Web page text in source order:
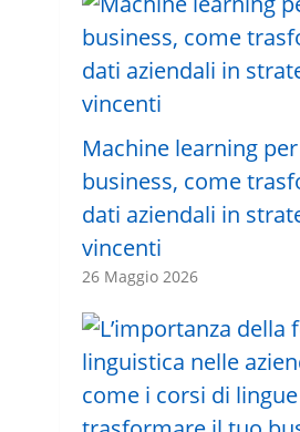
Machine learning
business, come
dati aziendali in
vincenti
26 Maggio 2026